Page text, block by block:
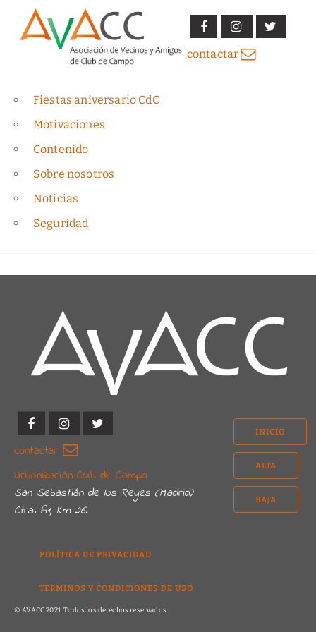
contactar
Fiestas aniversario CdC
Motivaciones
Contenido
Sobre nosotros
Noticias
Seguridad
contactar
Urbanización Club de Campo
San Sebastián de los Reyes (Madrid)
Ctra. A1, Km 26.
INICIO
ALTA
BAJA
POLÍTICA DE PRIVACIDAD
TERMINOS Y CONDICIONES DE USO
© AVACC 2021. Todos los derechos reservados.